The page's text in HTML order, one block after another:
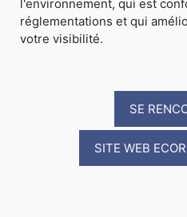
l'environnement, qui est
réglementations et qui
votre visibilité.
SE
SITE WEB